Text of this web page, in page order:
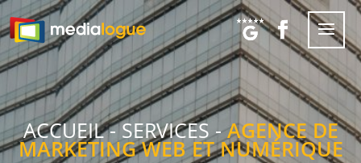
ACCUEIL-SERVICES-AGENCE DE
MARKETING WEB ET NUMÉRIQUE